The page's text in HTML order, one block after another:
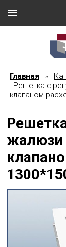
Главная »
Решетка с
клапаном
жалюзи